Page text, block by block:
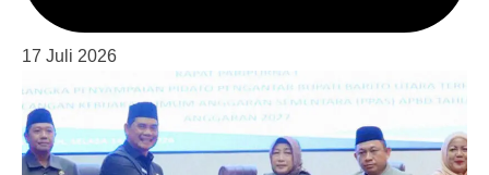
17 Juli 2026